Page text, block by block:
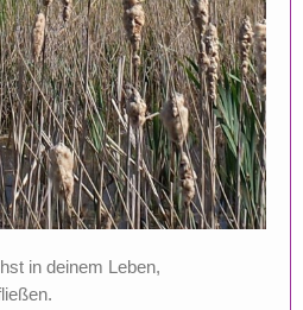
in deinem Leben,